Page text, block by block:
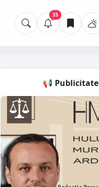
35
📢 Publicitate